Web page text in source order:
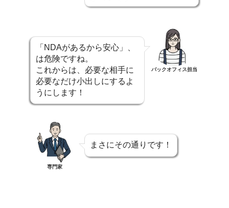
「NDAがあるから安心」、
は危険ですね。
これからは、必要な相手に
必要なだけ小出しにするよ
うにします！
バックオフィス担当
専門家
まさにその通りです！